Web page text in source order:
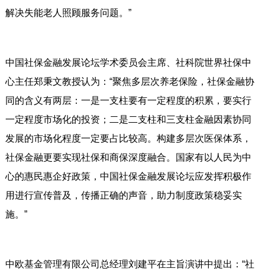
解决失能老人照顾服务问题。”
中国社保金融发展论坛学术委员会主席、社科院世界社保中
心主任郑秉文教授认为：“聚焦多层次养老保险，社保金融协
同的含义有两层：一是一支柱要有一定程度的积累，要实行
一定程度市场化的投资；二是二支柱和三支柱金融因素协同
发展的市场化程度一定要占比较高。构建多层次医保体系，
社保金融更要实现社保和商保深度融合。国家有以人民为中
心的惠民惠企好政策，中国社保金融发展论坛应发挥积极作
用进行宣传普及，传播正确的声音，助力制度政策稳妥实
施。”
中欧基金管理有限公司总经理刘建平在主旨演讲中提出：“社